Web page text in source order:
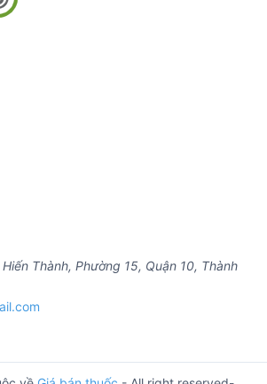
Thành, Phường 15, Quận 10, Thành